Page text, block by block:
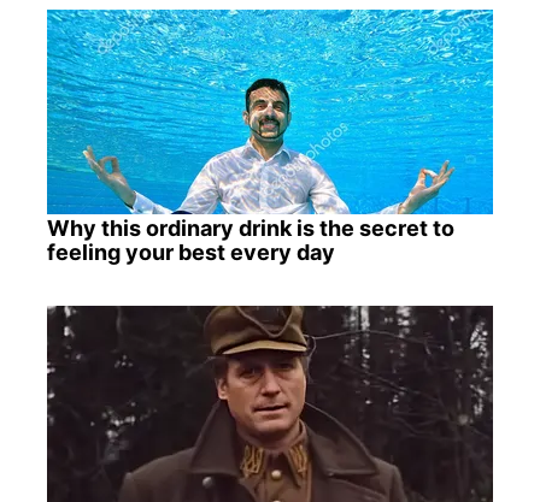
Why this ordinary drink is the secret to
feeling your best every day